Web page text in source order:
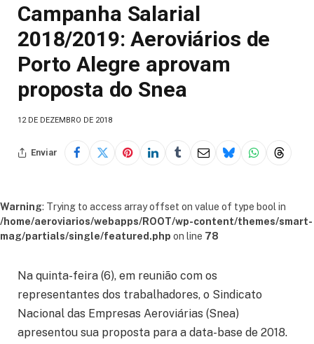
Campanha Salarial
2018/2019: Aeroviários de
Porto Alegre aprovam
proposta do Snea
12 DE DEZEMBRO DE 2018
Enviar
Warning: Trying to access array offset on value of type bool in
/home/aeroviarios/webapps/ROOT/wp-content/themes/smart-
mag/partials/single/featured.php on line 78
Na quinta-feira (6), em reunião com os
representantes dos trabalhadores, o Sindicato
Nacional das Empresas Aeroviárias (Snea)
apresentou sua proposta para a data-base de 2018.